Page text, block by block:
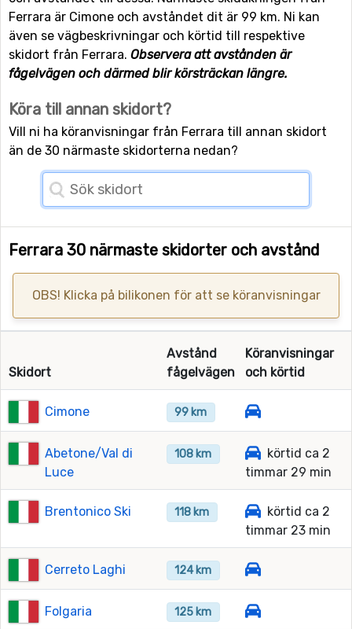
Ferrara är Cimone och avståndet dit är 99 km. Ni kan
även se vägbeskrivningar och körtid till respektive
skidort från Ferrara. Observera att avstånden är
fågelvägen och därmed blir körsträckan längre.
Köra till annan skidort?
Vill ni ha köranvisningar från Ferrara till annan skidort
än de 30 närmaste skidorterna nedan?
Ferrara 30 närmaste skidorter och avstånd
OBS! Klicka på bilikonen för att se köranvisningar
Skidort
Avstånd
fågelvägen
Köranvisningar
och körtid
Cimone 99 km
Abetone/Val di
Luce
108 km
körtid ca 2
timmar 29 min
Brentonico Ski 118 km
körtid ca 2
timmar 23 min
Cerreto Laghi 124 km
Folgaria 125 km